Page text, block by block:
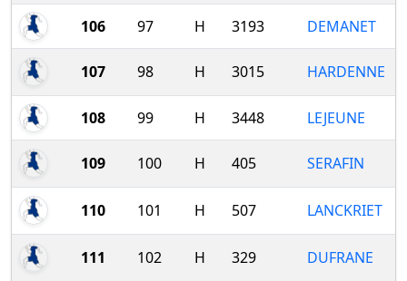
106 97 H 3193 DEMANET
107 98 H 3015 HARDENNE
108 99 H 3448 LEJEUNE
109 100 H 405 SERAFIN
110 101 H 507 LANCKRIET
111 102 H 329 DUFRANE